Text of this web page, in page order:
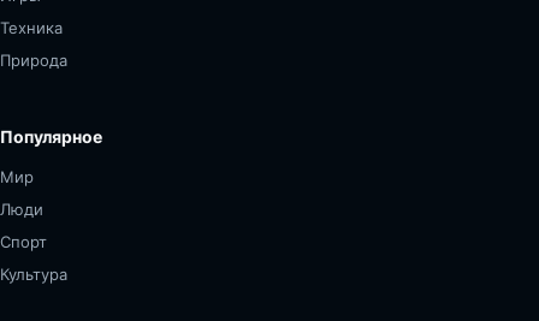
Техника
Природа
Популярное
Мир
Люди
Спорт
Культура